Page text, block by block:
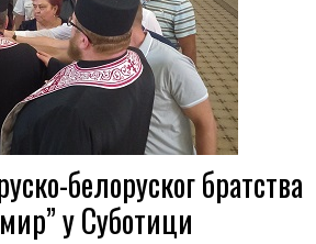
белоруског братства
у Суботици